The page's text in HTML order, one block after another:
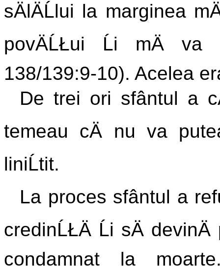
sÄlÄĹlui la marginea
povÄĹŁui Ĺi mÄ
138/139:9-10). Acelea
De trei ori sfântul a
temeau cÄ nu va
liniĹtit.
La proces sfântul a
credinĹŁÄ Ĺi sÄ
condamnat la